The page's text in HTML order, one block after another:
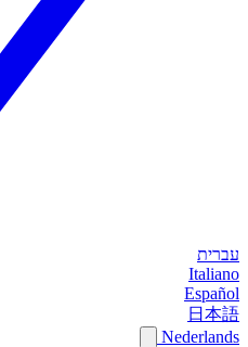
עברית
Italiano
Español
日本語
Nederlands